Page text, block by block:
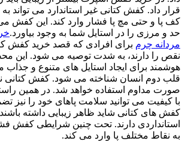
قرار داد. کفش کتانی غیر استاندارد می تواند
کف پا و حتی مچ پا فشار وارد کند. این کفش می
حد و مرزی را در استایل شما به وجود بیاورد.
مردانه چرم برای افرادی که قصد خرید کفش
نقص را دارند، به شدت توصیه می شود. این
هوشمند برای ایجاد استایل های متنوع و جذاب
قلب دوم انسان شناخته می شود. کفش کتانی
صورت مداوم استفاده خواهد شد. در همین
با کیفیت می توانید سلامت پاهای خود را نیز
کفش های کتانی شاید ظاهر زیبایی داشته باشند؛
استانداردی دارند. تحت چنین شرایطی کفش
به نقاط مختلف پا وارد می کند.